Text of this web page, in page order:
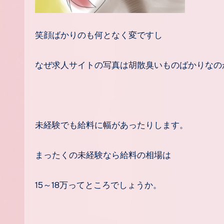
笑顔ばかりのも何となく変ですし
なぜ求人サイトの写真は胡散臭いものばかりな
未経験でも給料に幅があったりします。
まったくの未経験なら給料の相場は
15～18万ってところでしょうか。